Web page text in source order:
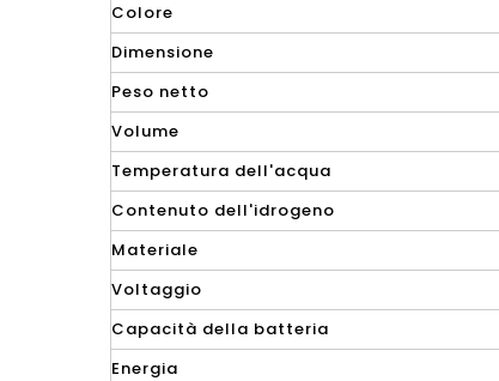
Colore
Dimensione
Peso netto
Volume
Temperatura dell'acqua
Contenuto dell'idrogeno
Materiale
Voltaggio
Capacità della batteria
Energia